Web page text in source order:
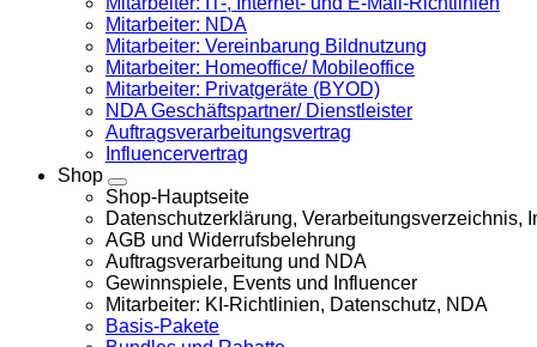
Mitarbeiter: NDA
Mitarbeiter: Vereinbarung Bildnutzung
Mitarbeiter: Homeoffice/ Mobileoffice
Mitarbeiter: Privatgeräte (BYOD)
NDA Geschäftspartner/ Dienstleister
Auftragsverarbeitungsvertrag
Influencervertrag
Shop
Shop-Hauptseite
Datenschutzerklärung, Verarbeitungsverzeichnis,
AGB und Widerrufsbelehrung
Auftragsverarbeitung und NDA
Gewinnspiele, Events und Influencer
Mitarbeiter: KI-Richtlinien, Datenschutz, NDA
Basis-Pakete